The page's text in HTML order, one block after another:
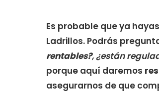
Es probable que ya
Ladrillos. Podrás
rentables?, ¿están
porque aquí daremos
asegurarnos de que